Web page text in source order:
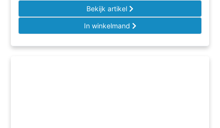
Bekijk artikel
In winkelmand